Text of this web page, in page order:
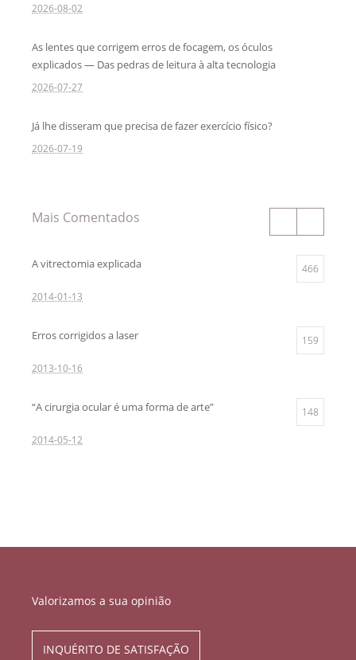
2026-08-02
As lentes que corrigem erros de focagem, os óculos
explicados — Das pedras de leitura à alta tecnologia
2026-07-27
Já lhe disseram que precisa de fazer exercício físico?
2026-07-19
Mais Comentados
A vitrectomia explicada 466
2014-01-13
Erros corrigidos a laser 159
2013-10-16
“A cirurgia ocular é uma forma de arte” 148
2014-05-12
Valorizamos a sua opinião
INQUÉRITO DE SATISFAÇÃO